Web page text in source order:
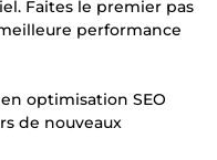
Faites le premier pas
performance
optimisation SEO
de nouveaux